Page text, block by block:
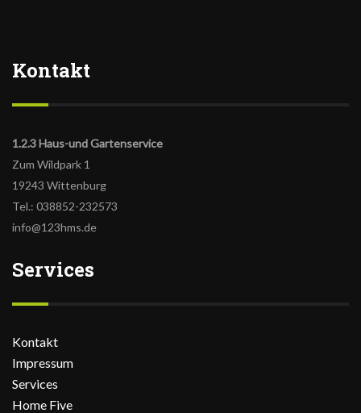
Kontakt
1.2.3 Haus-und Gartenservice
Zum Wildpark 1
19243 Wittenburg
Tel.: 038852-232573
info@123hms.de
Services
Kontakt
Impressum
Services
Home Five